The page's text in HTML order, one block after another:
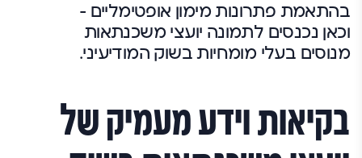
בהתאמת פתרונות מימון אופטימליים –
וכאן נכנסים לתמונה יועצי משכנתאות
מנוסים בעלי מומחיות בשוק המודיעיני.
בקיאות וידע מעמיק של